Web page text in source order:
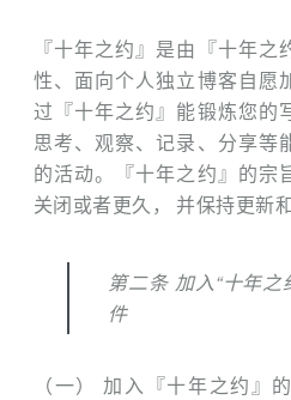
『十年之约』是由『十年
性、面向个人独立博客自愿
过『十年之约』能锻炼您的
思考、观察、记录、分享等
的活动。『十年之约』的宗
关闭或者更久， 并保持更新和
第二条 加入“十年
件
（一） 加入『十年之约』